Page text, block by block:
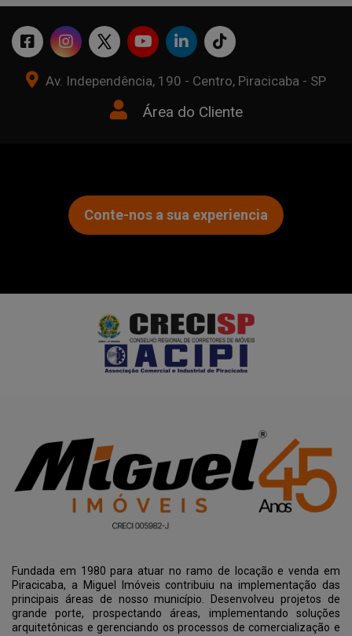
Av. Independência, 190 - Centro, Piracicaba - SP
Área do Cliente
Conte-nos a sua experiencia
Fundada em 1980 para atuar no ramo de locação e venda em
Piracicaba, a Miguel Imóveis contribuiu na implementação das
principais áreas de nosso município. Desenvolveu projetos de
grande porte, prospectando áreas, implementando soluções
arquitetônicas e gerenciando os processos de comercialização e